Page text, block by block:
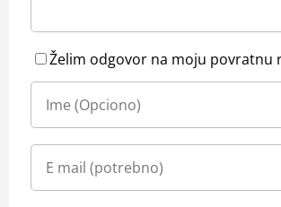
Želim odgovor na moju povratnu